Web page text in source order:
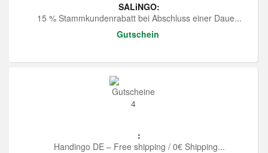
SALiNGO:
15 % Stammkundenrabatt bei Abschluss einer Daue...
Gutschein
:
Handingo DE – Free shipping / 0€ Shipping...